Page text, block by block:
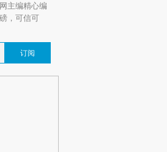
主编精心编
，可信可
订阅